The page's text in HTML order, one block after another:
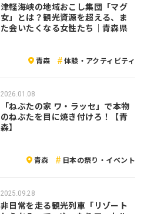
津軽海峡の地域おこし集団「マグ
女」とは？観光資源を超える、ま
た会いたくなる女性たち｜青森県
青森 体験・アクティビティ
2026.01.08
「ねぶたの家 ワ・ラッセ」で本物
のねぶたを目に焼き付けろ！【青
森】
青森 日本の祭り・イベント
2025.09.28
非日常を走る観光列車「リゾート